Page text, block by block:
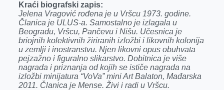
Kraći biografski zapis:
Jelena Vragović rođena je u Vršcu 1973. godine.
Članica je ULUS-a. Samostalno je izlagala u
Beogradu, Vršcu, Pančevu i Nišu. Učesnica je
briojnih kolektivnih žiriranih izložbi i likovnih kolonija
u zemlji i inostranstvu. Njen likovni opus obuhvata
pejzažno i figuralno slikarstvo. Dobitnica je više
nagrada i priznanja od kojih se ističe nagrada na
izložbi minijatura “VoVa” mini Art Balaton, Mađarska
2011. Članica je Mense. Živi i radi u Vršcu.